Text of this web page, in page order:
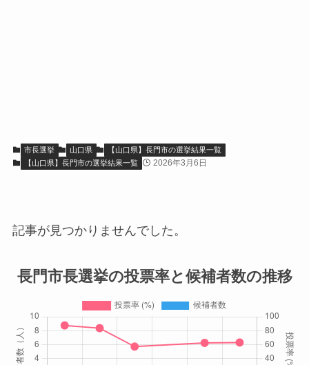
市長選挙 山口県
【山口県】長門市の選挙結果一覧
【山口県】長門市の選挙結果一覧
2026年3月6日
記事が見つかりませんでした。
長門市長選挙の投票率と候補者数の推移